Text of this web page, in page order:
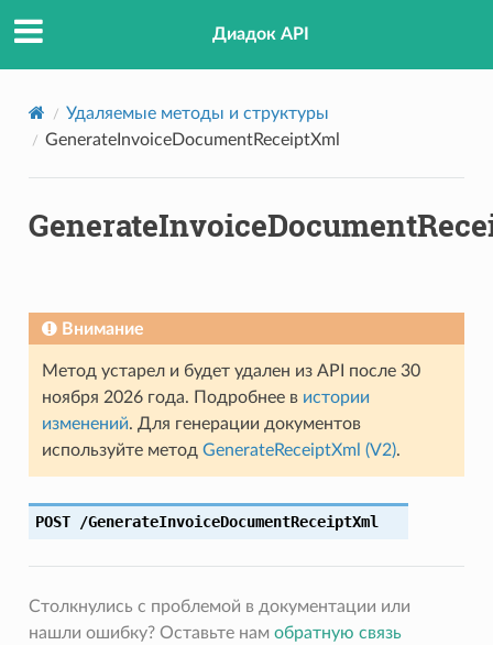
Диадок API
Удаляемые методы и структуры
GenerateInvoiceDocumentReceiptXml
Внимание
Метод устарел и будет удален из API после 30
ноября 2026 года. Подробнее в истории
изменений. Для генерации документов
используйте метод GenerateReceiptXml (V2).
POST /GenerateInvoiceDocumentReceiptXml
Столкнулись с проблемой в документации или
нашли ошибку? Оставьте нам обратную связь